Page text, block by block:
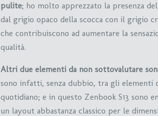
pulite; ho molto apprezzato la presenza
dal grigio opaco della scocca con il grigio
che contribuiscono ad aumentare la
qualità.
Altri due elementi da non sottovalutare
sono infatti, senza dubbio, tra gli elementi
quotidiano; e in questo Zenbook S13 sono
un layout abbastanza classico per le